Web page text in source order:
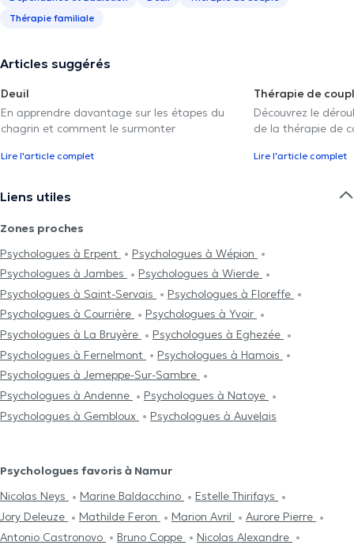
Thérapie familiale
Articles suggérés
Deuil
En apprendre davantage sur les étapes du
chagrin et comment le surmonter
Lire l'article complet
Thérapie de
Découvrez le
de la thérapie de
Lire l'article complet
Liens utiles
Zones proches
Psychologues à Erpent
Psychologues à Wépion
Psychologues à Jambes
Psychologues à Wierde
Psychologues à Saint-Servais
Psychologues à Floreffe
Psychologues à Courrière
Psychologues à Yvoir
Psychologues à La Bruyère
Psychologues à Eghezée
Psychologues à Fernelmont
Psychologues à Hamois
Psychologues à Jemeppe-Sur-Sambre
Psychologues à Andenne
Psychologues à Natoye
Psychologues à Gembloux
Psychologues à Auvelais
Psychologues favoris à Namur
Nicolas Neys
Marine Baldacchino
Estelle Thirifays
Jory Deleuze
Mathilde Feron Marion Avril
Aurore Pierre
Antonio Castronovo
Bruno Coppe
Nicolas Alexandre